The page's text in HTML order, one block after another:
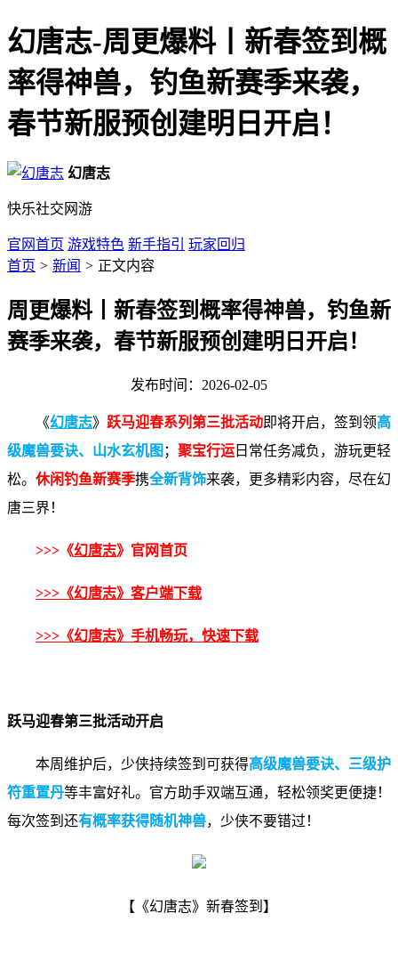
幻唐志-周更爆料丨新春签到概
率得神兽，钓鱼新赛季来袭，
春节新服预创建明日开启！
幻唐志
快乐社交网游
官网首页 游戏特色 新手指引
玩家回归
首页 > 新闻 > 正文内容
周更爆料丨新春签到概率得神兽，钓鱼新
赛季来袭，春节新服预创建明日开启！
发布时间：2026-02-05
《幻唐志》 跃马迎春系列第三批活动即将开启，签到领高
级魔兽要诀、山水玄机图 ； 聚宝行运 日常任务减负，游玩更轻
松。 休闲钓鱼新赛季携全新背饰来袭，更多精彩内容，尽在幻
唐三界！
>>>《幻唐志》官网首页
>>>《幻唐志》客户端下载
>>>《幻唐志》手机畅玩，快速下载
跃马迎春第三批活动开启
本周维护后，少侠持续签到可获得高级魔兽要诀、三级护
符重置丹等丰富好礼。官方助手双端互通，轻松领奖更便捷！
每次签到还有概率获得随机神兽，少侠不要错过！
【《幻唐志》新春签到】